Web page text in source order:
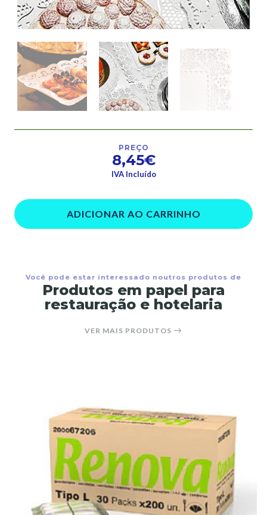
PREÇO
8,45€
IVA Incluído
ADICIONAR AO CARRINHO
Você pode estar interessado noutros produtos de
Produtos em papel para
restauração e hotelaria
VER MAIS PRODUTOS